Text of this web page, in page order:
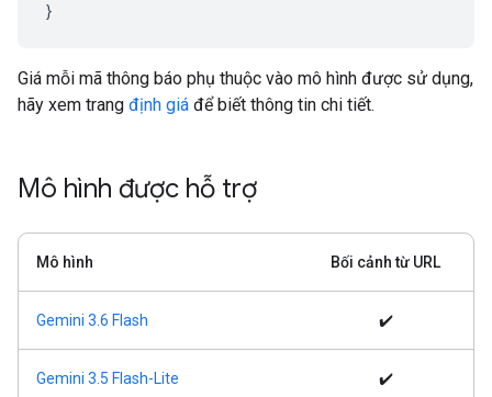
Giá mỗi mã thông báo phụ thuộc vào mô hình được sử dụng,
hãy xem trang định giá để biết thông tin chi tiết.
Mô hình được hỗ trợ
Mô hình Bối cảnh từ URL
Gemini 3.6 Flash ✔️
Gemini 3.5 Flash-Lite ✔️